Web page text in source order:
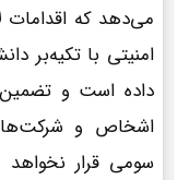
می‌دهد که اقدامات
امنیتی با تکیه‌بر
داده است و تضمین
اشخاص و شرکت‌ها
سومی قرار نخواهد